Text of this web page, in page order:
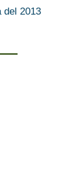
del 2013